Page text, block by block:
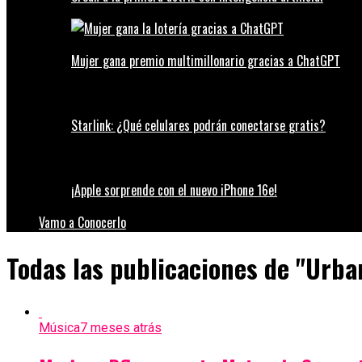
Mujer gana premio multimillonario gracias a ChatGPT
Starlink: ¿Qué celulares podrán conectarse gratis?
¡Apple sorprende con el nuevo iPhone 16e!
Vamo a Conocerlo
Todas las publicaciones de
Música7 meses atrás